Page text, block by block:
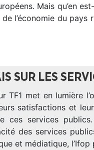
Mais qu’en
l’économie du pays
SUR LES
TF1 met en lumière
satisfactions et
ces services
des services
et médiatique, l’Ifop